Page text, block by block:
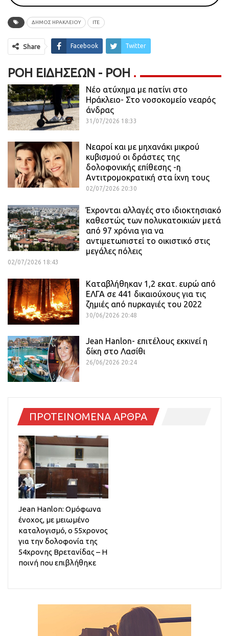
ΔΗΜΟΣ ΗΡΑΚΛΕΙΟΥ ΙΤΕ
Share Facebook Twitter
ΡΟΉ ΕΙΔΉΣΕΩΝ - ΡΟΗ
Νέο ατύχημα με πατίνι στο
Ηράκλειο- Στο νοσοκομείο νεαρός
άνδρας
31/07/2026 18:33
Νεαροί και με μηχανάκι μικρού
κυβισμού οι δράστες της
δολοφονικής επίθεσης -η
Αντιτρομοκρατική στα ίχνη τους
02/07/2026 20:30
Έχρονται αλλαγές στο ιδιοκτησιακό
καθεστώς των πολυκατοικιών μετά
από 97 χρόνια για να
αντιμετωπιστεί το οικιστικό στις
μεγάλες πόλεις
02/07/2026 18:43
Καταβλήθηκαν 1,2 εκατ. ευρώ από
ΕΛΓΑ σε 441 δικαιούχους για τις
ζημιές από πυρκαγιές του 2022
30/06/2026 20:48
Jean Hanlon- επιτέλους εκκινεί η
δίκη στο Λασίθι
26/06/2026 20:24
ΠΡΟΤΕΙΝΟΜΕΝΑ ΑΡΘΡΑ
Jean Hanlon: Ομόφωνα
ένοχος, με μειωμένο
καταλογισμό, ο 55χρονος
για την δολοφονία της
54χρονης Βρετανίδας – Η
ποινή που επιβλήθηκε